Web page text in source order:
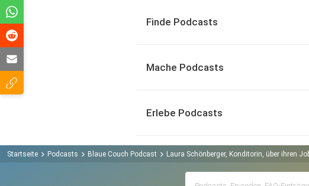
Finde Podcasts
Mache Podcasts
Erlebe Podcasts
Startseite Podcasts Blaue Couch Podcast Laura Schönberger, Konditorin, über ihren